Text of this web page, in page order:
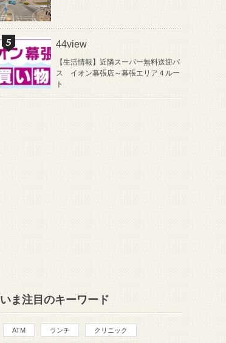
44view
【生活情報】近隣スーパー無料送迎バ
ス イオン幕張店～幕張エリア４ルー
ト
いま注目のキーワード
ATM ランチ クリニック